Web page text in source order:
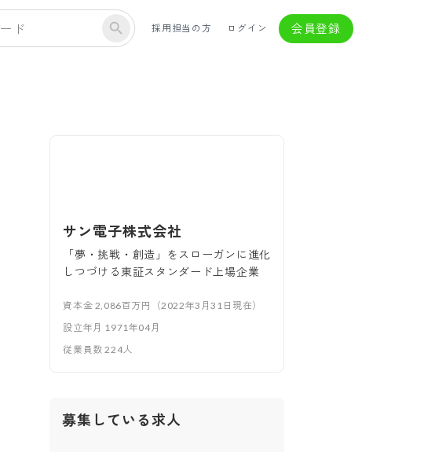
採用担当の方 ログイン 会員登録
サン電子株式会社
「夢・挑戦・創造」をスローガンに進化
しつづける東証スタンダード上場企業
資本金 2,086百万円（2022年3月31日現在）
設立年月 1971年04月
従業員数 224人
募集している求人